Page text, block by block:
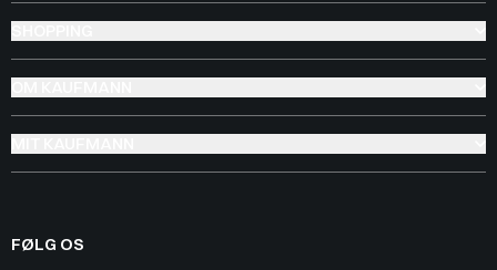
FØLG OS